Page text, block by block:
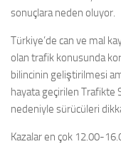
sonuçlara neden oluyor.
Türkiye’de can ve mal
olan trafik konusunda
bilincinin geliştirilmesi
hayata geçirilen Trafikte
nedeniyle sürücüleri
Kazalar en çok 12.00-